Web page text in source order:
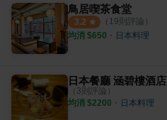
鳥居喫茶食堂
3.2 （ 19則評論）
均消 $650 ・ 日本料理
日本餐廳 涵碧樓酒店
（ 3則評論）
均消 $2200 ・ 日本料理